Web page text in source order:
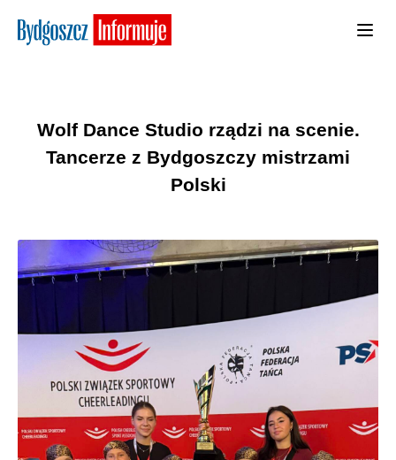
Wolf Dance Studio rządzi na scenie.
Tancerze z Bydgoszczy mistrzami
Polski